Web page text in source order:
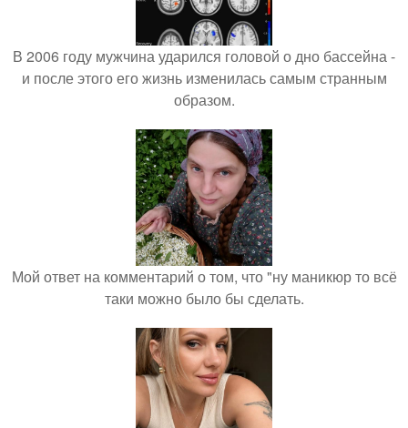
В 2006 году мужчина ударился головой о дно бассейна -
и после этого его жизнь изменилась самым странным
образом.
Мой ответ на комментарий о том, что "ну маникюр то всё
таки можно было бы сделать.